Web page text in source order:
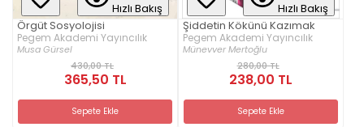
Hızlı Bakış
Örgüt Sosyolojisi
Pegem Akademi Yayıncılık
Musa Gürsel
430,00 TL
365,50 TL
Sepete Ekle
Hızlı Bakış
Şiddetin Kökünü Kazımak
Pegem Akademi Yayıncılık
Münevver Mertoğlu
280,00 TL
238,00 TL
Sepete Ekle